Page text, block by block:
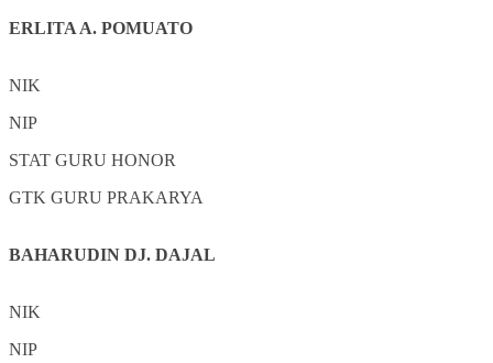
ERLITA A. POMUATO
NIK
NIP
STAT GURU HONOR
GTK GURU PRAKARYA
BAHARUDIN DJ. DAJAL
NIK
NIP